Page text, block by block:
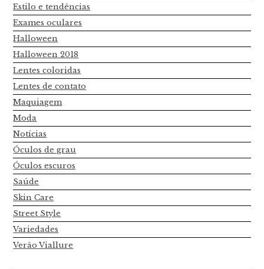
Estilo e tendências
Exames oculares
Halloween
Halloween 2018
Lentes coloridas
Lentes de contato
Maquiagem
Moda
Notícias
Óculos de grau
Óculos escuros
Saúde
Skin Care
Street Style
Variedades
Verão Viallure